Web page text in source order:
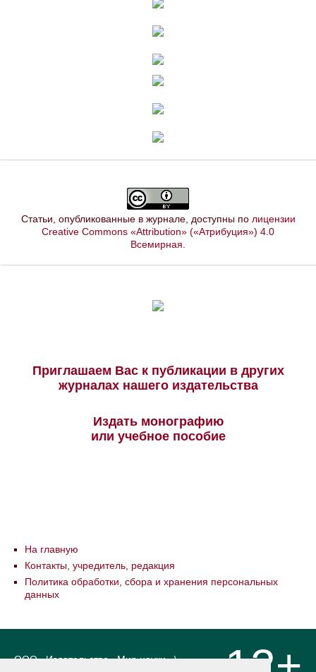
Статьи, опубликованные в журнале, доступны по лицензии
Creative Commons «Attribution» («Атрибуция») 4.0
Всемирная
Приглашаем Вас к публикации в других
журналах нашего издательства
Издать монографию
или учебное пособие
На главную
Контакты, учредитель, редакция
Политика обработки, сбора и хранения персональных
данных
ООО «Издательство «Мир науки» \